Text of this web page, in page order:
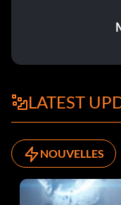
LATEST
NOUVELLES